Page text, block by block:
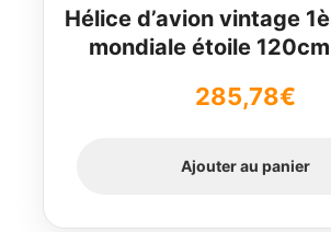
Hélice d’avion vintage
mondiale étoile
285,78€
Ajouter au panier